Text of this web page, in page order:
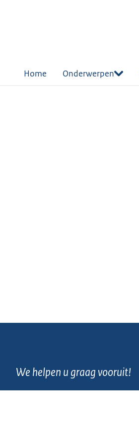
Home Onderwerpen
We helpen u graag vooruit!